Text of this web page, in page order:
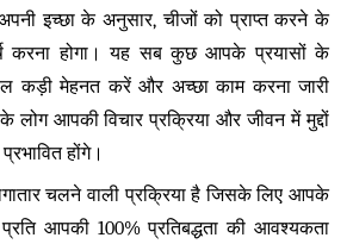
इच्छा के अनुसार, चीजों को प्राप्त करने के
करना होगा। यह सब कुछ आपके प्रयासों के
कड़ी मेहनत करें और अच्छा काम करना जारी
आपकी विचार प्रक्रिया और जीवन में मुद्दों
होंगे।
चलने वाली प्रक्रिया है जिसके लिए आपके
प्रति आपकी 100% प्रतिबद्धता की आवश्यकता